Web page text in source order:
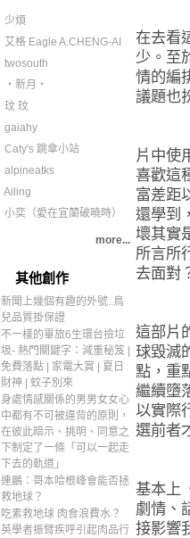
少煩
艾格 Eagle A.CHENG-AI
twosouth
‧新月‧
玟 玟
gaiahy
Caty's 跳傘小站
alpineatks
Ailing
小奕（愛在宜蘭破曉時）
more...
其他創作
新聞上幾個有趣的外號..鳥
兒品質掛保證
不一樣的畢旅6生環台撿垃
圾- 熱門關鍵字：減重秘笈 |
免費落點 | 家電大賞 | 夏日
財神 | 蚊子別來
身處情感關係的男男女女心
中都有不可被違背的原則，
在彼此暗示、挑明、同意之
下制定了一條「可以一起走
下去的軌道」
連鵬：哥本哈根峰會能否拯
救地球？
吃素救地球 肉食浪費水？
英學者振臂疾呼引起肉品行
在去看
少。至
情的編
議題也
片中使
喜歡這
富差距
還學到
壞其實
所言所
去面對
這部片
球毀滅
點，重
繼續墮
以實際
選前者
基本上
劇情、
接影響